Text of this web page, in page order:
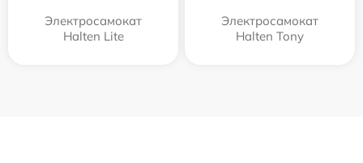
Электросамокат
Halten Lite
Электросамокат
Halten Tony